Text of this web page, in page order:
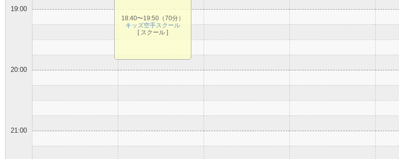
19:00
20:00
21:00
18:40〜19:50（70分）
キッズ空手スクール
[ スクール ]